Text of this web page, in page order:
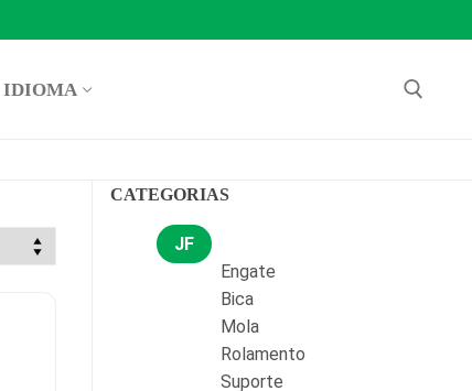
IDIOMA
CATEGORIAS
JF
Engate
Bica
Mola
Rolamento
Suporte